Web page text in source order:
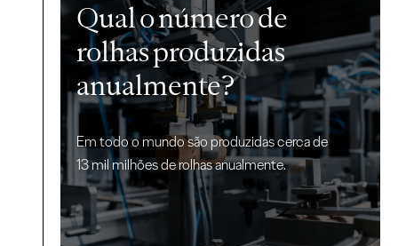
Qual o número de
rolhas produzidas
anualmente?
Em todo o mundo são produzidas cerca de
13 mil milhões de rolhas anualmente.